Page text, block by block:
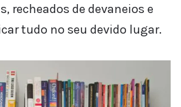
recheados de devaneios e
tudo no seu devido lugar.